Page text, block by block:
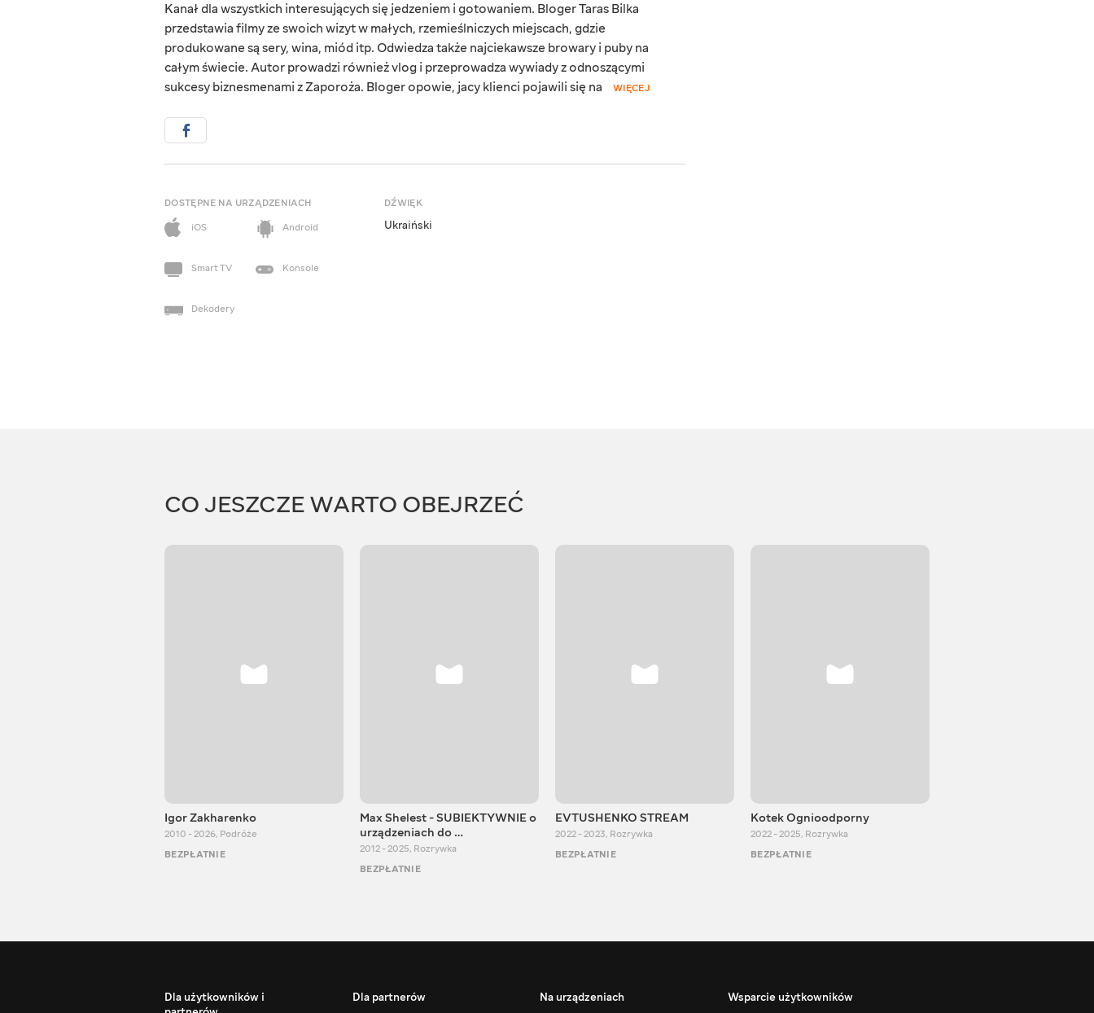
Kanał dla wszystkich interesujących się jedzeniem i gotowaniem. Bloger Taras Bilka
przedstawia filmy ze swoich wizyt w małych, rzemieślniczych miejscach, gdzie
produkowane są sery, wina, miód itp. Odwiedza także najciekawsze browary i puby na
całym świecie. Autor prowadzi również vlog i przeprowadza wywiady z odnoszącymi
sukcesy biznesmenami z Zaporoża. Bloger opowie, jacy klienci pojawili się na
WIĘCEJ
DOSTĘPNE NA URZĄDZENIACH
iOS
Android
Smart TV Konsole
Dekodery
DŹWIĘK
Ukraiński
CO JESZCZE WARTO OBEJRZEĆ
Igor Zakharenko
2010 - 2026, Podróże
BEZPŁATNIE
Max Shelest - SUBIEKTYWNIE o
urządzeniach do …
2012 - 2025, Rozrywka
BEZPŁATNIE
EVTUSHENKO STREAM
2022 - 2023, Rozrywka
BEZPŁATNIE
Kotek Ognioodporny
2022 - 2025, Rozrywka
BEZPŁATNIE
Dla użytkowników i
Dla partnerów Na urządzeniach Wsparcie użytkowników